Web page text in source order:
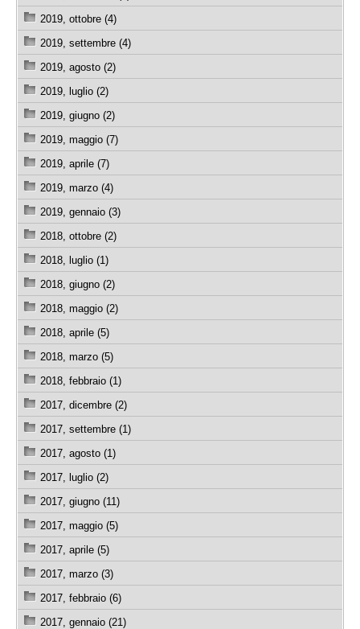
2019, ottobre (4)
2019, settembre (4)
2019, agosto (2)
2019, luglio (2)
2019, giugno (2)
2019, maggio (7)
2019, aprile (7)
2019, marzo (4)
2019, gennaio (3)
2018, ottobre (2)
2018, luglio (1)
2018, giugno (2)
2018, maggio (2)
2018, aprile (5)
2018, marzo (5)
2018, febbraio (1)
2017, dicembre (2)
2017, settembre (1)
2017, agosto (1)
2017, luglio (2)
2017, giugno (11)
2017, maggio (5)
2017, aprile (5)
2017, marzo (3)
2017, febbraio (6)
2017, gennaio (21)